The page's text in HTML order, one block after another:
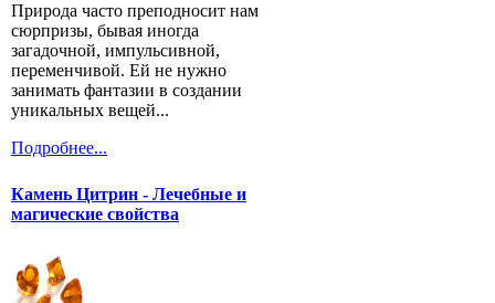
Природа часто преподносит нам
сюрпризы, бывая иногда
загадочной, импульсивной,
переменчивой. Ей не нужно
занимать фантазии в создании
уникальных вещей...
Подробнее...
Камень Цитрин - Лечебные и
магические свойства